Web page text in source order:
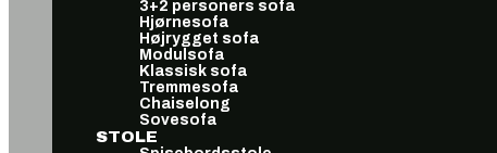
3+2 personers sofa
Hjørnesofa
Højrygget sofa
Modulsofa
Klassisk sofa
Tremmesofa
Chaiselong
Sovesofa
STOLE